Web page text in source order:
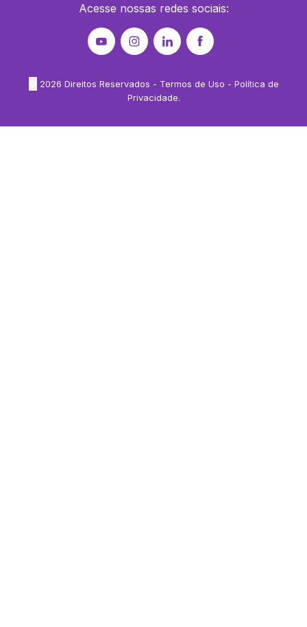
Acesse nossas redes sociais:
2026 Direitos Reservados - Termos de Uso - Política de
Privacidade.